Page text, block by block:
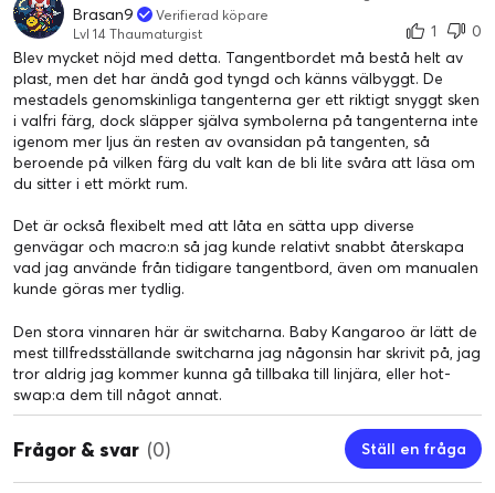
Brasan9
Verifierad köpare
Lvl 14 Thaumaturgist
1
0
Blev mycket nöjd med detta. Tangentbordet må bestå helt av
plast, men det har ändå god tyngd och känns välbyggt. De
mestadels genomskinliga tangenterna ger ett riktigt snyggt sken
i valfri färg, dock släpper själva symbolerna på tangenterna inte
igenom mer ljus än resten av ovansidan på tangenten, så
beroende på vilken färg du valt kan de bli lite svåra att läsa om
du sitter i ett mörkt rum.
Det är också flexibelt med att låta en sätta upp diverse
genvägar och macro:n så jag kunde relativt snabbt återskapa
vad jag använde från tidigare tangentbord, även om manualen
kunde göras mer tydlig.
Den stora vinnaren här är switcharna. Baby Kangaroo är lätt de
mest tillfredsställande switcharna jag någonsin har skrivit på, jag
tror aldrig jag kommer kunna gå tillbaka till linjära, eller hot-
swap:a dem till något annat.
Frågor & svar (0) Ställ en fråga